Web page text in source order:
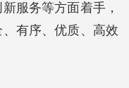
服务等方面着手，
有序、优质、高效